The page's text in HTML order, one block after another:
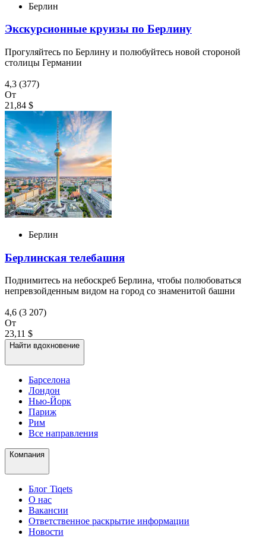
Берлин
Экскурсионные круизы по Берлину
Прогуляйтесь по Берлину и полюбуйтесь новой стороной
столицы Германии
4,3 (377)
От
21,84 $
Берлин
Берлинская телебашня
Поднимитесь на небоскреб Берлина, чтобы полюбоваться
непревзойденным видом на город со знаменитой башни
4,6 (3 207)
От
23,11 $
Найти вдохновение
Барселона
Лондон
Нью-Йорк
Париж
Рим
Все направления
Компания
Блог Tiqets
О нас
Вакансии
Ответственное раскрытие информации
Новости